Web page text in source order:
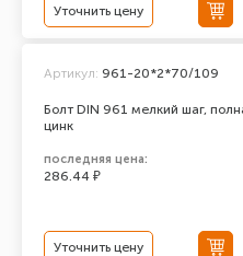
Уточнить цену
Болт DIN 961 мелкий шаг,
цинк
Артикул: 961-20*2*70/109
последняя цена:
286.44 ₽
Уточнить цену